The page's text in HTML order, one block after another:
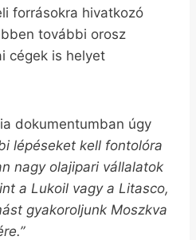
forrásokra hivatkozó
további orosz
cégek is helyet
dokumentumban úgy
lépéseket kell fontolóra
nagy olajipari vállalatok
a Lukoil vagy a Litasco,
gyakoroljunk Moszkva